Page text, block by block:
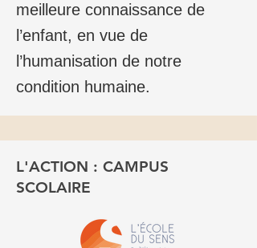
meilleure connaissance de
l’enfant, en vue de
l’humanisation de notre
condition humaine.
L'ACTION : CAMPUS
SCOLAIRE